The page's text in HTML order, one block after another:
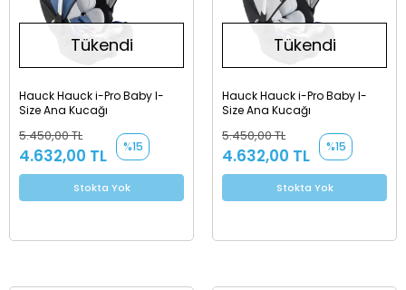
Tükendi
Hauck Hauck i-Pro Baby I-
Size Ana Kucağı
5.450,00 TL
4.632,00 TL %15
Stokta Yok
Tükendi
Hauck Hauck i-Pro Baby I-
Size Ana Kucağı
5.450,00 TL
4.632,00 TL %15
Stokta Yok